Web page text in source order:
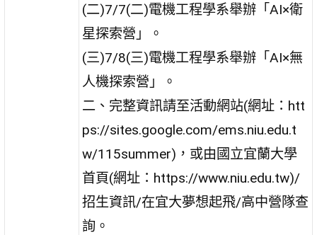
(二)7/7(二)電機工程學系舉辦「AI×衛
星探索營」。
(三)7/8(三)電機工程學系舉辦「AI×無
人機探索營」。
二、完整資訊請至活動網站(網址：htt
ps://sites.google.com/ems.niu.edu.t
w/115summer)，或由國立宜蘭大學
首頁(網址：https://www.niu.edu.tw)/
招生資訊/在宜大夢想起飛/高中營隊查
詢。